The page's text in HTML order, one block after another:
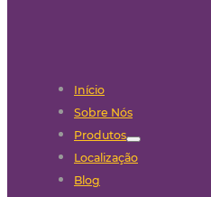
Início
Sobre Nós
Produtos
Localização
Blog